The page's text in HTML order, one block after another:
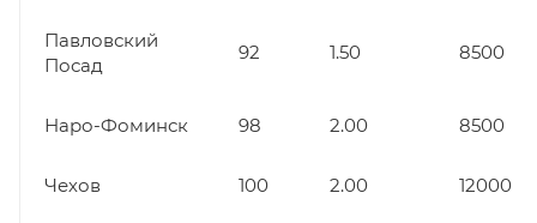
Павловский
Посад
92 1.50 8500
Наро-Фоминск 98 2.00 8500
Чехов 100 2.00 12000